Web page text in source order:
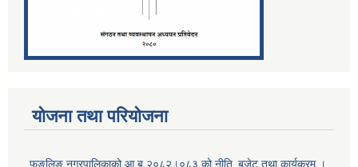
योजना तथा परियोजना
फुङलिङ नगरपालिकाको आ.ब.२०८२।०८३ को नीति‚ बजेट तथा कार्यक्रम ।